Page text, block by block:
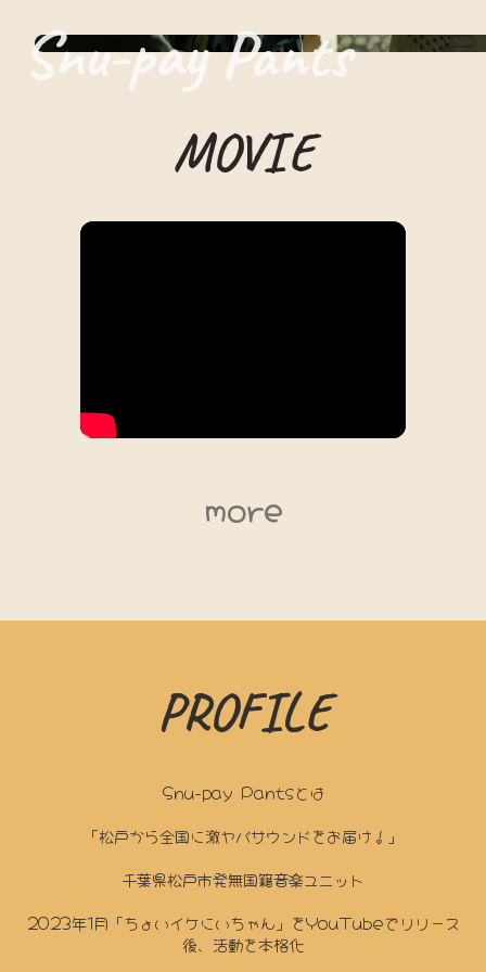
Snu-pay Pants
MOVIE
more
PROFILE
Snu-pay Pantsとは
「松戸から全国に激ヤバサウンドをお届け！」
千葉県松戸市発無国籍音楽ユニット
2023年1月「ちょいイケにいちゃん」をYouTubeでリリース
後、活動を本格化